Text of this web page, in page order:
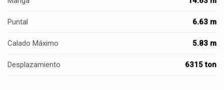
Puntal 6.63 m
Calado Máximo 5.83 m
Desplazamiento 6315 ton